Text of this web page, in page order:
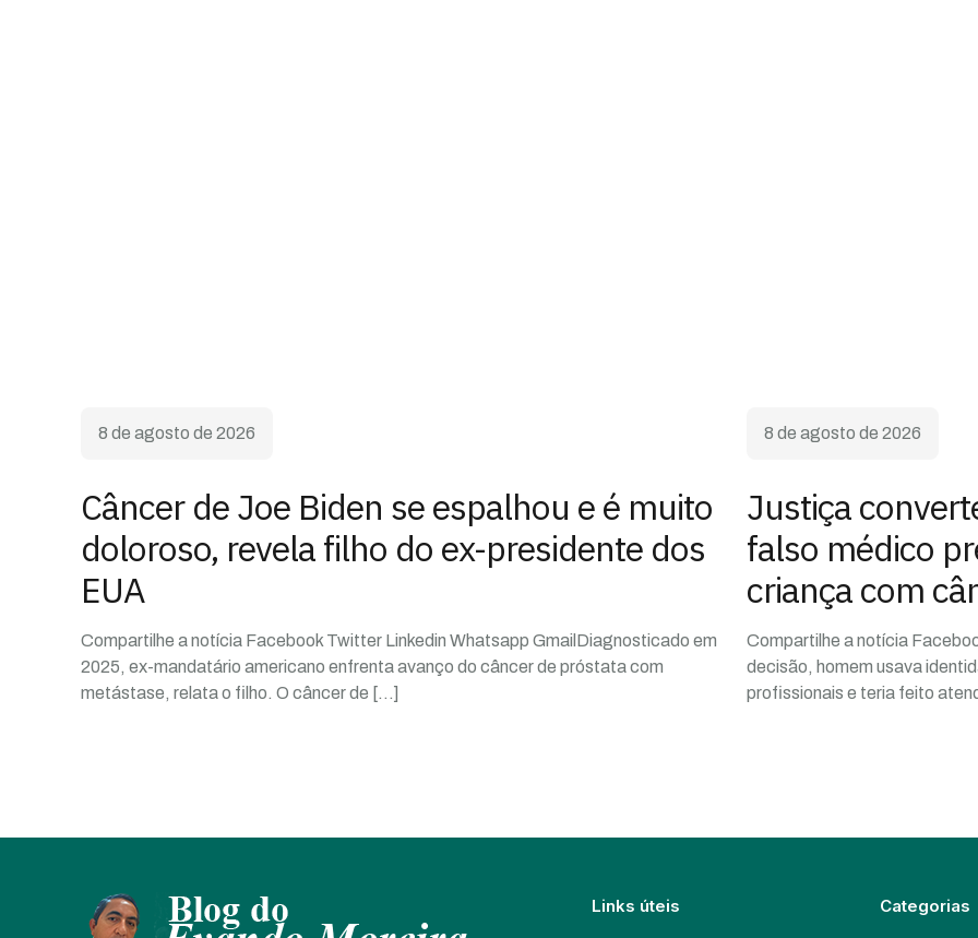
8 de agosto de 2026
Câncer de Joe Biden se espalhou e é muito
doloroso, revela filho do ex-presidente dos
EUA
Compartilhe a notícia Facebook Twitter Linkedin Whatsapp GmailDiagnosticado em
2025, ex-mandatário americano enfrenta avanço do câncer de próstata com
metástase, relata o filho. O câncer de […]
8 de agosto de 2026
Justiça
falso médico
criança com
Compartilhe a notícia
decisão, homem usava
profissionais e teria feito
Links úteis Categorias